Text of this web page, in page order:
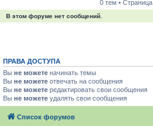
0 тем • Страница
В этом форуме нет сообщений.
ПРАВА ДОСТУПА
Вы не можете начинать темы
Вы не можете отвечать на сообщения
Вы не можете редактировать свои сообщения
Вы не можете удалять свои сообщения
Список форумов